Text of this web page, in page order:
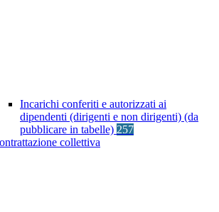
Incarichi conferiti e autorizzati ai
dipendenti (dirigenti e non dirigenti) (da
pubblicare in tabelle) 257
collettiva